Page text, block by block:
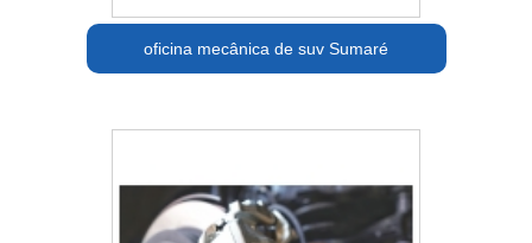
oficina mecânica de suv Sumaré